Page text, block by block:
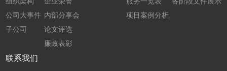
公司大事件
子公司
内部分享会
论文评选
廉政表彰
项目案例分析
联系我们